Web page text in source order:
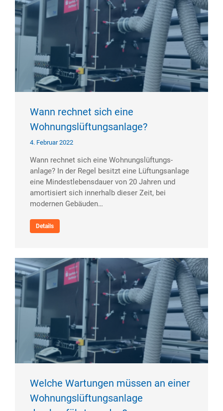
Wann rechnet sich eine
Wohnungslüftungsanlage?
4. Februar 2022
Wann rechnet sich eine Wohnungs­lüftungs­
anlage? In der Regel besitzt eine Lüftungsanlage
eine Mindestlebensdauer von 20 Jahren und
amortisiert sich innerhalb dieser Zeit, bei
modernen Gebäuden…
Details
Welche Wartungen müssen an einer
Wohnungslüftungsanlage